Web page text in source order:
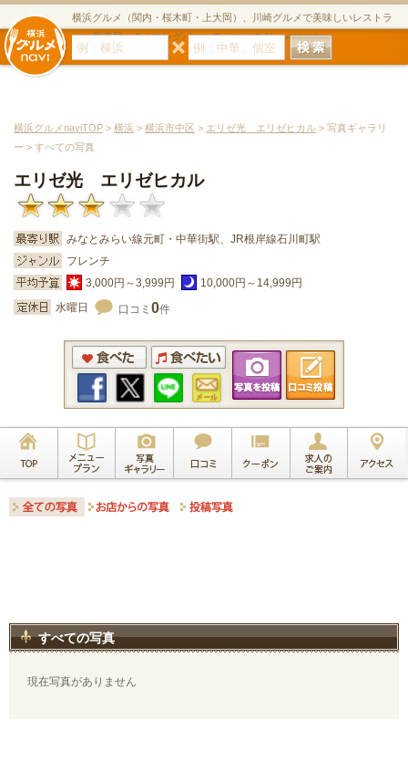
横浜グルメ（関内・桜木町・上大岡）、川崎グルメで美味しいレストラ
ン・居酒屋・ダイニングバー・スイーツのグルメサイト
横浜グルメnaviTOP > 横浜 > 横浜市中区 > エリゼ光 エリゼヒカル > 写真ギャラリ
ー > すべての写真
エリゼ光 エリゼヒカル
みなとみらい線元町・中華街駅、JR根岸線石川町駅
フレンチ
3,000円～3,999円
10,000円～14,999円
水曜日
口コミ 0件
すべての写真
現在写真がありません